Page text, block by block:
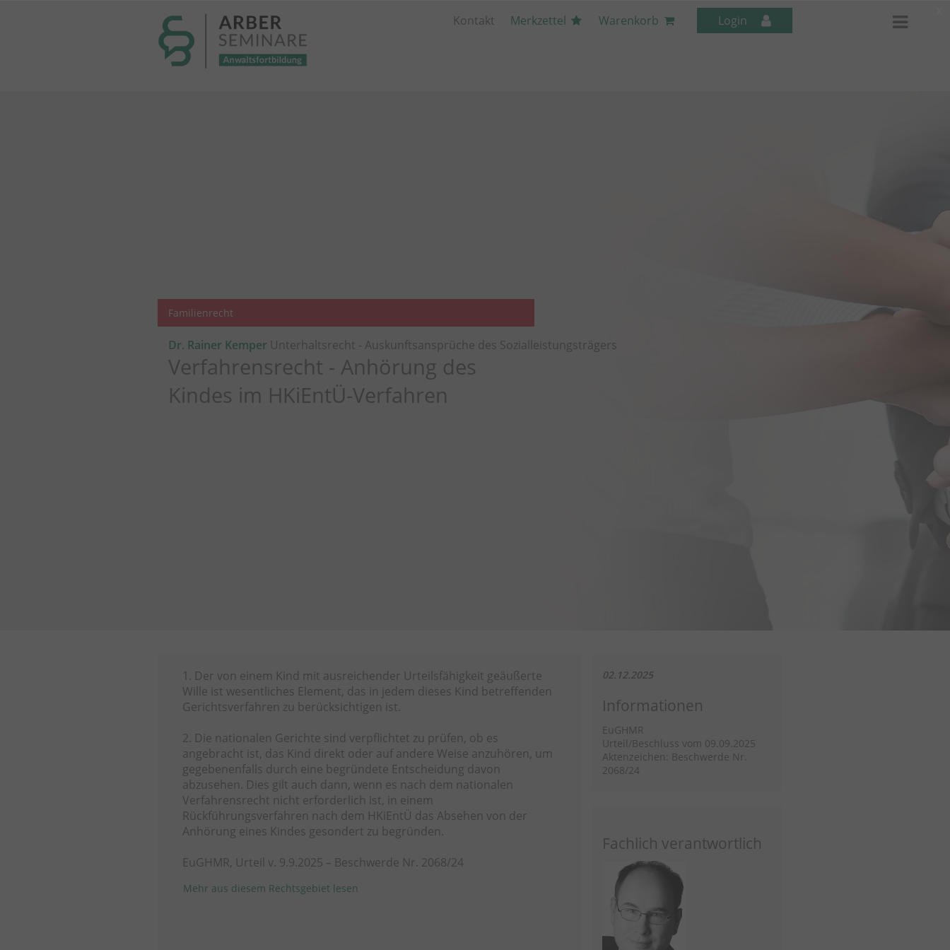
Kontakt Merkzettel Warenkorb Login
Familienrecht
Dr. Rainer Kemper Unterhaltsrecht - Auskunftsansprüche des Sozialleistungsträgers
Verfahrensrecht - Anhörung des
Kindes im HKiEntÜ-Verfahren
1. Der von einem Kind mit ausreichender Urteilsfähigkeit geäußerte
Wille ist wesentliches Element, das in jedem dieses Kind betreffenden
Gerichtsverfahren zu berücksichtigen ist.
2. Die nationalen Gerichte sind verpflichtet zu prüfen, ob es
angebracht ist, das Kind direkt oder auf andere Weise anzuhören, um
gegebenenfalls durch eine begründete Entscheidung davon
abzusehen. Dies gilt auch dann, wenn es nach dem nationalen
Verfahrensrecht nicht erforderlich ist, in einem
Rückführungsverfahren nach dem HKiEntÜ das Absehen von der
Anhörung eines Kindes gesondert zu begründen.
EuGHMR, Urteil v. 9.9.2025 – Beschwerde Nr. 2068/24
Mehr aus diesem Rechtsgebiet lesen
02.12.2025
Informationen
EuGHMR
Urteil/Beschluss vom 09.09.2025
Aktenzeichen: Beschwerde Nr.
2068/24
Fachlich verantwortlich